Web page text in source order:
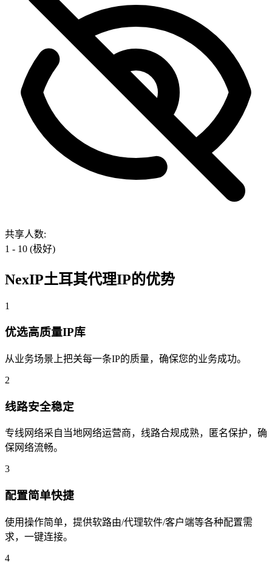
共享人数:
1 - 10 (极好)
NexIP土耳其代理IP的优势
1
优选高质量IP库
从业务场景上把关每一条IP的质量，确保您的业务成功。
2
线路安全稳定
专线网络采自当地网络运营商，线路合规成熟，匿名保护，确
保网络流畅。
3
配置简单快捷
使用操作简单，提供软路由/代理软件/客户端等各种配置需
求，一键连接。
4